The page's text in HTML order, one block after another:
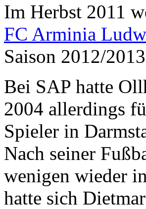
Im Herbst 2011
FC Arminia
Saison 2012/
Bei SAP hatte
2004 allerdings
Spieler in
Nach seiner
wenigen wieder
hatte sich